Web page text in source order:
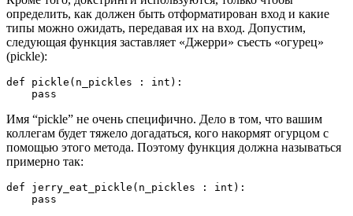
определить, как должен быть отформатирован вход и какие
типы можно ожидать, передавая их на вход. Допустим,
следующая функция заставляет «Джерри» съесть «огурец»
(pickle):
def pickle(n_pickles : int):
    pass
Имя “pickle” не очень специфично. Дело в том, что вашим
коллегам будет тяжело догадаться, кого накормят огурцом с
помощью этого метода. Поэтому функция должна называться
примерно так:
def jerry_eat_pickle(n_pickles : int):
    pass